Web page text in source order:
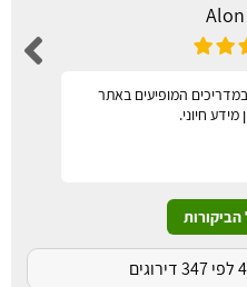
המופיעים באתר
חיוני.
הביקורות